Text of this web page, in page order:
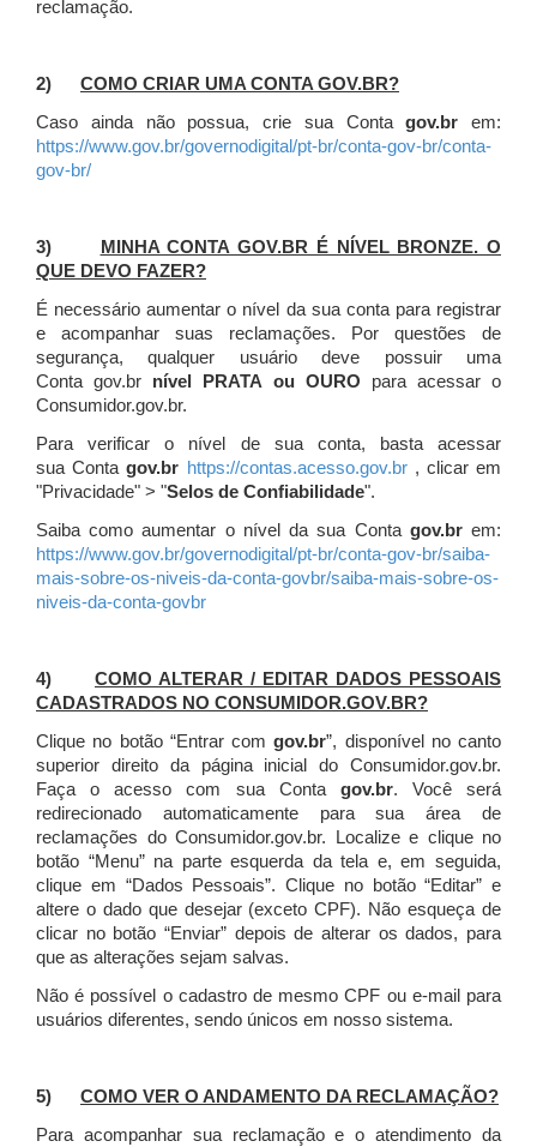
reclamação.
2) COMO CRIAR UMA CONTA GOV.BR?
Caso ainda não possua, crie sua Contagov.br em:
https://www.gov.br/governodigital/pt-br/conta-gov-br/conta-
gov-br/
3)
MINHA CONTA GOV.BR É NÍVEL BRONZE. O
QUE DEVO FAZER?
É necessário aumentar o nível da sua conta para registrar
e acompanhar suas reclamações. Por questões de
segurança, qualquer usuário deve possuir uma
Conta gov.br nível PRATA ou OURO para acessar o
Consumidor.gov.br.
Para verificar o nível de sua conta, basta acessar
sua Contagov.br https://contas.acesso.gov.br, clicar em
"Privacidade" > "Selos de Confiabilidade".
Saiba como aumentar o nível da sua Conta gov.brem:
https://www.gov.br/governodigital/pt-br/conta-gov-br/saiba-
mais-sobre-os-niveis-da-conta-govbr/saiba-mais-sobre-os-
niveis-da-conta-govbr
4) COMO ALTERAR / EDITAR DADOS PESSOAIS
CADASTRADOS NO CONSUMIDOR.GOV.BR?
Clique no botão “Entrar comgov.br”, disponível no canto
superior direito da página inicial do Consumidor.gov.br.
Faça o acesso com sua Conta gov.br. Você será
redirecionado automaticamente para sua área de
reclamações do Consumidor.gov.br.
Localize e clique no
botão “Menu” na parte esquerda da tela e, em seguida,
clique em “Dados Pessoais”. Clique no botão “Editar” e
altere o dado que desejar (exceto CPF). Não esqueça de
clicar no botão “Enviar” depois de alterar os dados, para
que as alterações sejam salvas.
Não é possível o cadastro de mesmo CPF ou e-mail para
usuários diferentes, sendo únicos em nosso sistema.
5) COMO VER O ANDAMENTO DA RECLAMAÇÃO?
Para acompanhar sua reclamação e o atendimento da